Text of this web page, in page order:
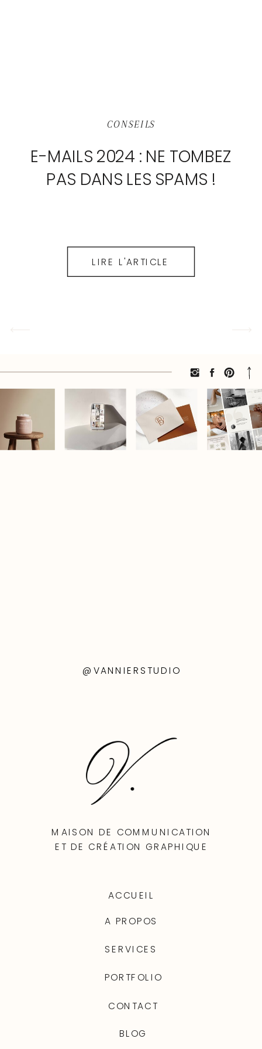
E-MAILS 2024 : NE TOMBEZ
PAS DANS LES SPAMS !
CONSEILS
LIRE L'ARTICLE
SERVICES
BLOG
CONTACT
PORTFOLIO
A PROPOS
ACCUEIL
MAISON DE COMMUNICATION
ET DE CRÉATION GRAPHIQUE
@VANNIERSTUDIO